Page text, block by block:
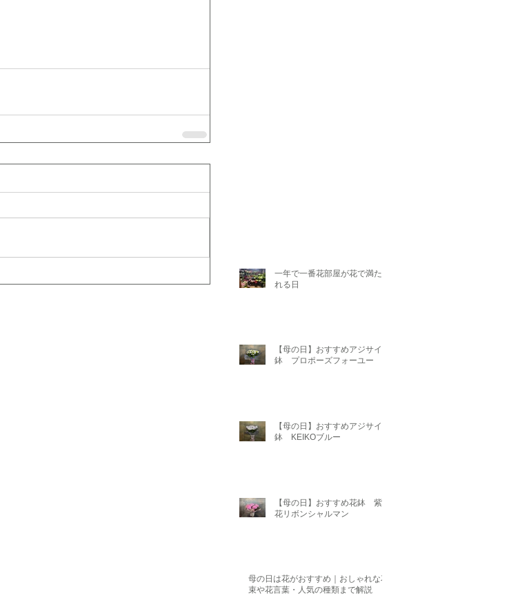
一年で一番花部屋が花で満たさ
れる日
【母の日】おすすめアジサイ
鉢 プロポーズフォーユー
【母の日】おすすめアジサイ
鉢 KEIKOブルー
【母の日】おすすめ花鉢 紫陽
花リボンシャルマン
母の日は花がおすすめ｜おしゃれな花
束や花言葉・人気の種類まで解説